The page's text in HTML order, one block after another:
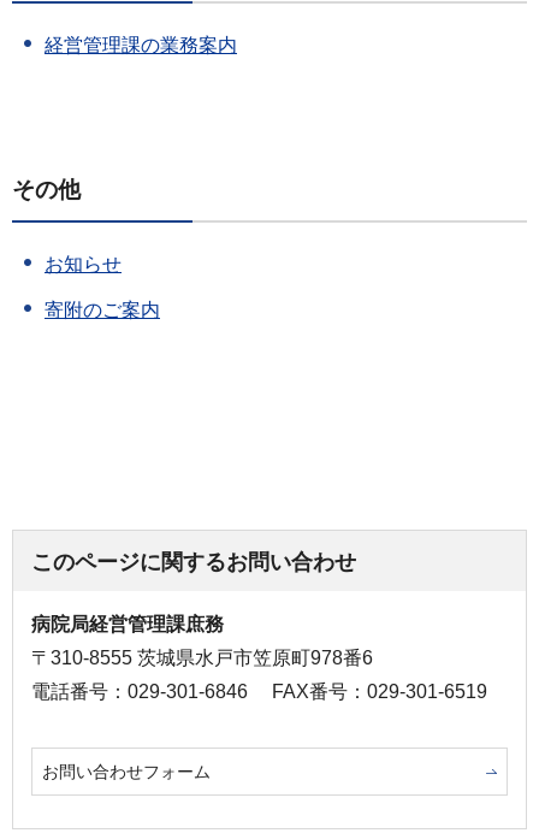
経営管理課の業務案内
その他
お知らせ
寄附のご案内
このページに関するお問い合わせ
病院局経営管理課庶務
〒310-8555 茨城県水戸市笠原町978番6
電話番号：029-301-6846
FAX番号：029-301-6519
お問い合わせフォーム